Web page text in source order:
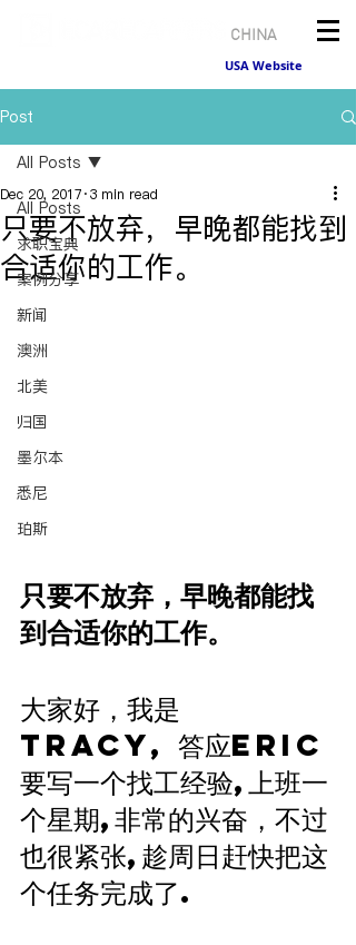
CHINA
USA Website
Post
All Posts
求职宝典
案例分享
新闻
澳洲
北美
归国
墨尔本
悉尼
珀斯
All Posts
只要不放弃，早晚都能找到
合适你的工作。
Dec 20, 2017 3 min read
只要不放弃，早晚都能找
到合适你的工作。
大家好，我是
Tracy, 答应Eric
要写一个找工经验,上班一
个星期,非常的兴奋，不过
也很紧张,趁周日赶快把这
个任务完成了.